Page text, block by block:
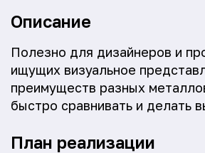
Описание
Полезно для дизайнеров и
ищущих визуальное
преимуществ разных
быстро сравнивать и делать
План реализации